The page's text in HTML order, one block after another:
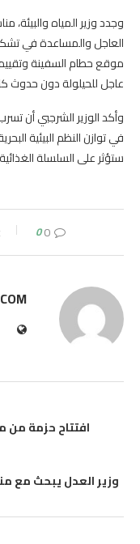
وجدد وزير المياه والبيئة،
العاجل والمساعدة في
موقع حطام السفينة
عاجل للحيلولة دون حدوث
وأكد الوزير الشرجبي أن
في توازن النظم البيئية
ستؤثر على السلسلة
0 comment
0
افتتاح حزمة
وزير العدل يبحث مع